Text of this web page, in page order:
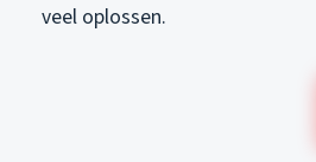
veel oplossen.